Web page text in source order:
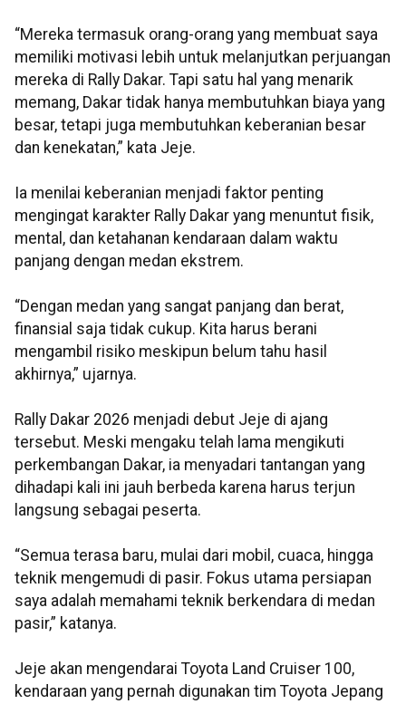
“Mereka termasuk orang-orang yang membuat saya
memiliki motivasi lebih untuk melanjutkan perjuangan
mereka di Rally Dakar. Tapi satu hal yang menarik
memang, Dakar tidak hanya membutuhkan biaya yang
besar, tetapi juga membutuhkan keberanian besar
dan kenekatan,” kata Jeje.
Ia menilai keberanian menjadi faktor penting
mengingat karakter Rally Dakar yang menuntut fisik,
mental, dan ketahanan kendaraan dalam waktu
panjang dengan medan ekstrem.
“Dengan medan yang sangat panjang dan berat,
finansial saja tidak cukup. Kita harus berani
mengambil risiko meskipun belum tahu hasil
akhirnya,” ujarnya.
Rally Dakar 2026 menjadi debut Jeje di ajang
tersebut. Meski mengaku telah lama mengikuti
perkembangan Dakar, ia menyadari tantangan yang
dihadapi kali ini jauh berbeda karena harus terjun
langsung sebagai peserta.
“Semua terasa baru, mulai dari mobil, cuaca, hingga
teknik mengemudi di pasir. Fokus utama persiapan
saya adalah memahami teknik berkendara di medan
pasir,” katanya.
​​​​​​​Jeje akan mengendarai Toyota Land Cruiser 100,
kendaraan yang pernah digunakan tim Toyota Jepang